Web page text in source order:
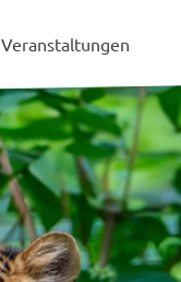
Veranstaltungen